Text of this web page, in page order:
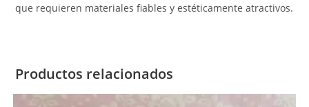
que requieren materiales fiables y estéticamente atractivos.
Productos relacionados